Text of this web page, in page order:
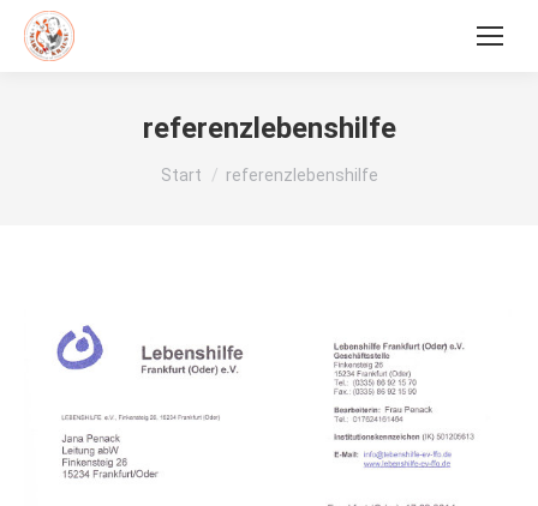
referenzlebenshilfe
Sie befinden sich hier:
Start referenzlebenshilfe